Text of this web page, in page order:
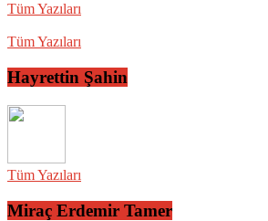
Tüm Yazıları
Tüm Yazıları
Hayrettin Şahin
Tüm Yazıları
Miraç Erdemir Tamer